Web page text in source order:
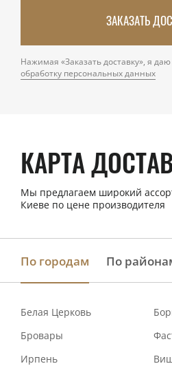
ЗАКАЗАТЬ
Нажимая «Заказать доставку», я даю
обработку персональных данных
КАРТА
Мы предлагаем широкий
Киеве по цене производителя
По городам По
Белая Церковь
Бровары
Ирпень